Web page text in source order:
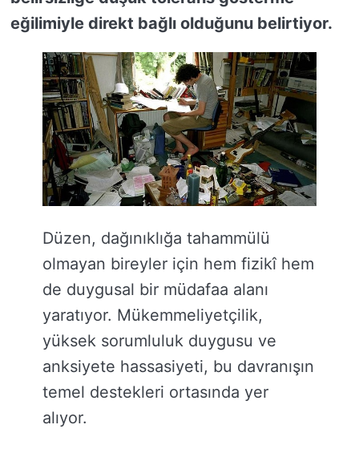
eğilimiyle direkt bağlı olduğunu belirtiyor.
Düzen, dağınıklığa tahammülü
olmayan bireyler için hem fizikî hem
de duygusal bir müdafaa alanı
yaratıyor. Mükemmeliyetçilik,
yüksek sorumluluk duygusu ve
anksiyete hassasiyeti, bu davranışın
temel destekleri ortasında yer
alıyor.